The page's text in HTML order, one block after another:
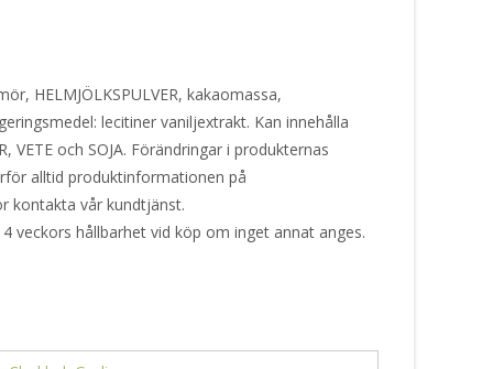
HELMJÖLKSPULVER, kakaomassa,
lecitiner vaniljextrakt. Kan innehålla
VETE och SOJA. Förändringar i produkternas
alltid produktinformationen på
kontakta vår kundtjänst.
veckors hållbarhet vid köp om inget annat anges.